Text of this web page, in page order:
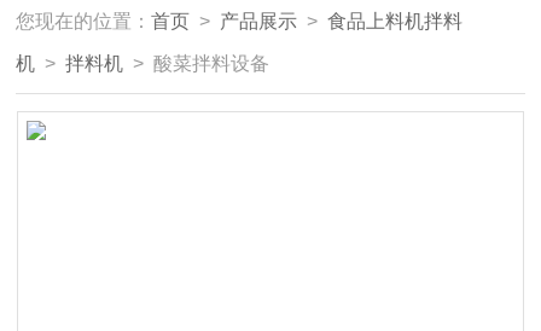
您现在的位置：首页 > 产品展示 >食品上料机拌料
机 >拌料机 > 酸菜拌料设备